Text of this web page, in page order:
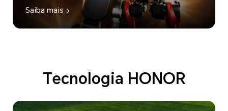
Saiba mais
Tecnologia HONOR